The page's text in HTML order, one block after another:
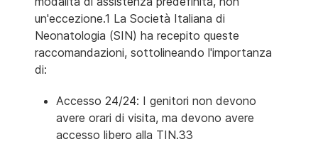
un'eccezione.1 La Società Italiana di
Neonatologia (SIN) ha recepito queste
raccomandazioni, sottolineando l'importanza
di:
Accesso 24/24: I genitori non devono
avere orari di visita, ma devono avere
accesso libero alla TIN.33